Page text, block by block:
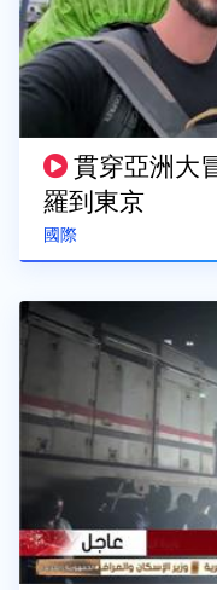
國際
貫穿亞洲大
羅到東京